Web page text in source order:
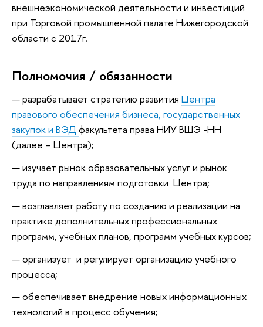
внешнеэкономической деятельности и инвестиций
при Торговой промышленной палате Нижегородской
области с 2017г.
Полномочия / обязанности
разрабатывает стратегию развития Центра
правового обеспечения бизнеса, государственных
закупок и ВЭД факультета права НИУ ВШЭ -НН
(далее – Центра);
изучает рынок образовательных услуг и рынок
труда по направлениям подготовки Центра;
возглавляет работу по созданию и реализации на
практике дополнительных профессиональных
программ, учебных планов, программ учебных курсов;
организует и регулирует организацию учебного
процесса;
обеспечивает внедрение новых информационных
технологий в процесс обучения;